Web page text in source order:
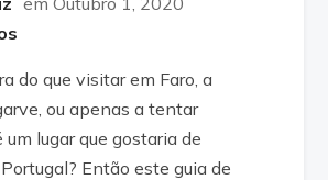
do que visitar em Faro, a
ou apenas a tentar
um lugar que gostaria de
Então este guia de